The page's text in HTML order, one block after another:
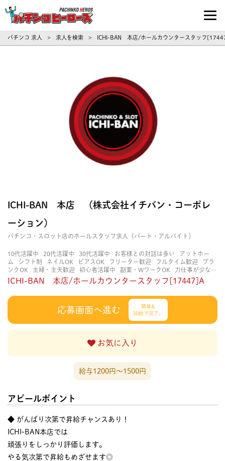
パチンコ求人・転職ならパチンコヒーロ
パチンコ 求人 > 求人を検索 > ICHI-BAN 本店/ホールカウンタースタッフ
ICHI-BAN 本店 （株式会社イチバン・コーポレ
ーション）
パチンコ・スロット店のホールスタッフ求人（パート・アルバイト）
10代活躍中 20代活躍中 30代活躍中 お客様との対話は多い
アットホー
ム
シフト制 ネイルOK ピアスOK フリーター歓迎 フルタイム歓迎
ブラ
ンクOK
主婦・主夫歓迎 初心者活躍中 副業・WワークOK
力仕事が少な
い
協調性がある 大学生歓迎 平日のみOK 扶養内勤務OK
未経験・初心者
OK
決められた時間できっちり 知識・経験不要 研修あり 立ち仕事
経験
日以上OK
ICHI-BAN 本店/ホールカウンタースタッフ[17447]A
応募画面へ進む
簡単&
30秒で完了♩
お気に入り
給与1200円〜1500円
アピールポイント
◆ がんばり次第で昇給チャンスあり！
ICHI-BAN本店では
頑張りをしっかり評価します。
やる気次第で昇給もめざせます◎